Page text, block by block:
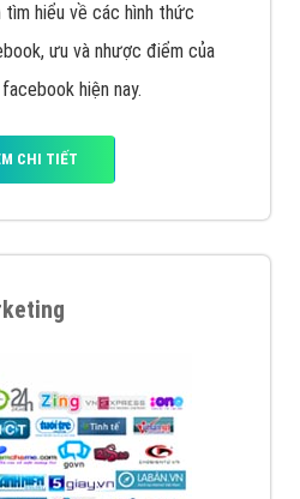
hiểu về các hình thức
ưu và nhược điểm của
hiện nay.
CHI TIẾT